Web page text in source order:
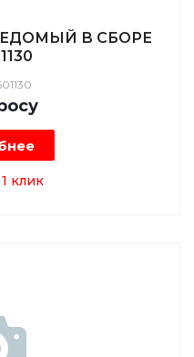
В СБОРЕ
осу
клик